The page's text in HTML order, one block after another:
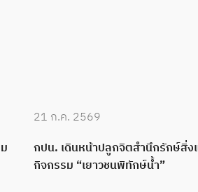
21 ก.ค. 2569
กปน. เดินหน้าปลูกจิตสำนึกรักษ์สิ่ง
กิจกรรม “เยาวชนพิทักษ์น้ำ”